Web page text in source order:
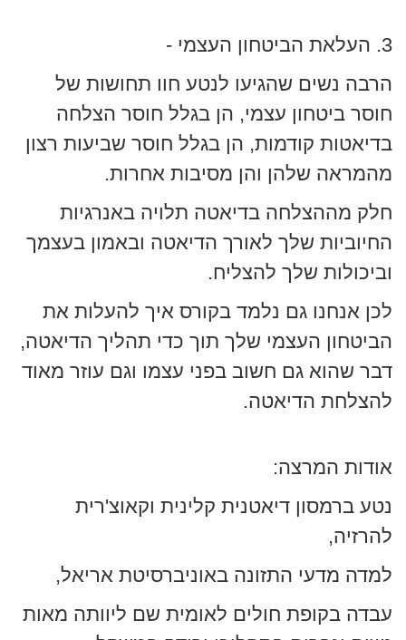
3. העלאת הביטחון העצמי -
הרבה נשים שהגיעו לנטע חוו תחושות של
חוסר ביטחון עצמי, הן בגלל חוסר הצלחה
בדיאטות קודמות, הן בגלל חוסר שביעות רצון
מהמראה שלהן והן מסיבות אחרות.
חלק מההצלחה בדיאטה תלויה באנרגיות
החיוביות שלך לאורך הדיאטה ובאמון בעצמך
וביכולות שלך להצליח.
לכן אנחנו גם נלמד בקורס איך להעלות את
הביטחון העצמי שלך תוך כדי תהליך הדיאטה,
דבר שהוא גם חשוב בפני עצמו וגם עוזר מאוד
להצלחת הדיאטה.
אודות המרצה:
נטע ברמסון דיאטנית קלינית וקאוצ'רית
להרזיה,
למדה מדעי התזונה באוניברסיטת אריאל,
עבדה בקופת חולים לאומית שם ליוותה מאות